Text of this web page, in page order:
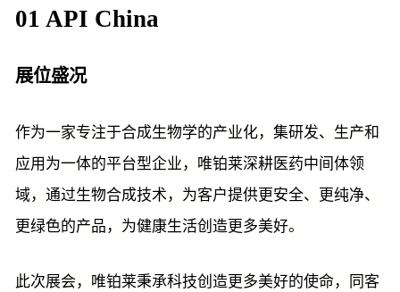
其他
鸿鹄实验室
联系我们
01 API China
展位盛况
作为一家专注于合成生物学的产业化，集研发、生产和
应用为一体的平台型企业，唯铂莱深耕医药中间体领
域，通过生物合成技术，为客户提供更安全、更纯净、
更绿色的产品，为健康生活创造更多美好。
此次展会，唯铂莱秉承科技创造更多美好的使命，同客